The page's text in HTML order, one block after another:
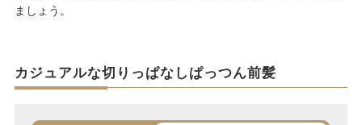
ましょう。
カジュアルな切りっぱなしぱっつん前髪